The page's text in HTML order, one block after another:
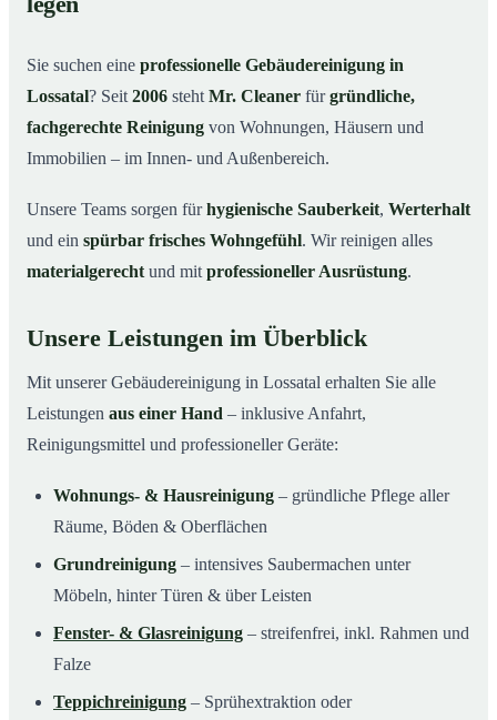
04So läuft die Gebäudereinigung ab
Typische Anlässe für eine Gebäudereinigung
Gebäudereinigung in Lossatal – Profis im Einsatz
Sie suchen eine professionelle Gebäudereinigung in
Lossatal? Seit 2006 steht Mr. Cleaner fürgründliche,
fachgerechte Reinigung von Wohnungen, Häusern und
Immobilien – im Innen- und Außenbereich.
Unsere Teams sorgen fürhygienische Sauberkeit, Werterhalt
und ein spürbar frisches Wohngefühl. Wir reinigen alles
materialgerecht und mit professioneller Ausrüstung.
Unsere Leistungen im Überblick
Mit unserer Gebäudereinigung in Lossatal erhalten Sie alle
Leistungen aus einer Hand – inklusive Anfahrt,
Reinigungsmittel und professioneller Geräte:
Wohnungs- & Hausreinigung – gründliche Pflege aller
Räume, Böden & Oberflächen
Grundreinigung – intensives Saubermachen unter
Möbeln, hinter Türen & über Leisten
Fenster- & Glasreinigung – streifenfrei, inkl. Rahmen und
Falze
Teppichreinigung – Sprühextraktion oder